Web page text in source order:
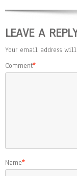
LEAVE A
Your email address
Comment*
Name*